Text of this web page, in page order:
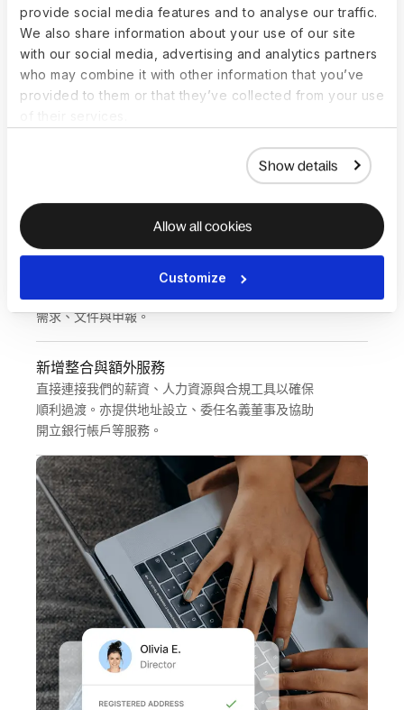
provide social media features and to analyse our traffic.
We also share information about your use of our site
with our social media, advertising and analytics partners
who may combine it with other information that you’ve
provided to them or that they’ve collected from your use
Show details
Allow all cookies
Customize
實體設立
我們協助公司登記前後的註冊事宜以促進持續合
規。所有設立文件都會上傳、儲存並在單一人力資
源平台中追蹤。
取得全球專業知識與專屬聯絡人
我們在您需要時會將您與當地的法律、稅務與會計
需求、文件與申報。
新增整合與額外服務
直接連接我們的薪資、人力資源與合規工具以確保
順利過渡。亦提供地址設立、委任名義董事及協助
開立銀行帳戶等服務。